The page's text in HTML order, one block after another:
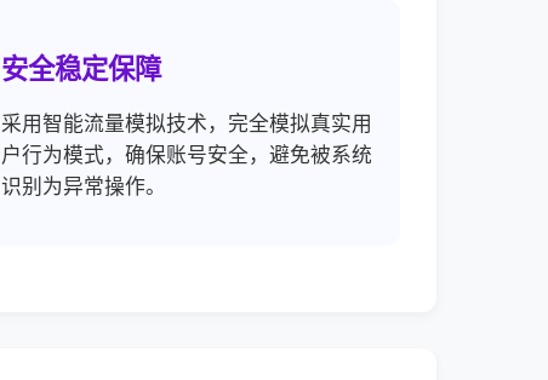
安全稳定保障
采用智能流量模拟技术，完全模拟真实用
户行为模式，确保账号安全，避免被系统
识别为异常操作。